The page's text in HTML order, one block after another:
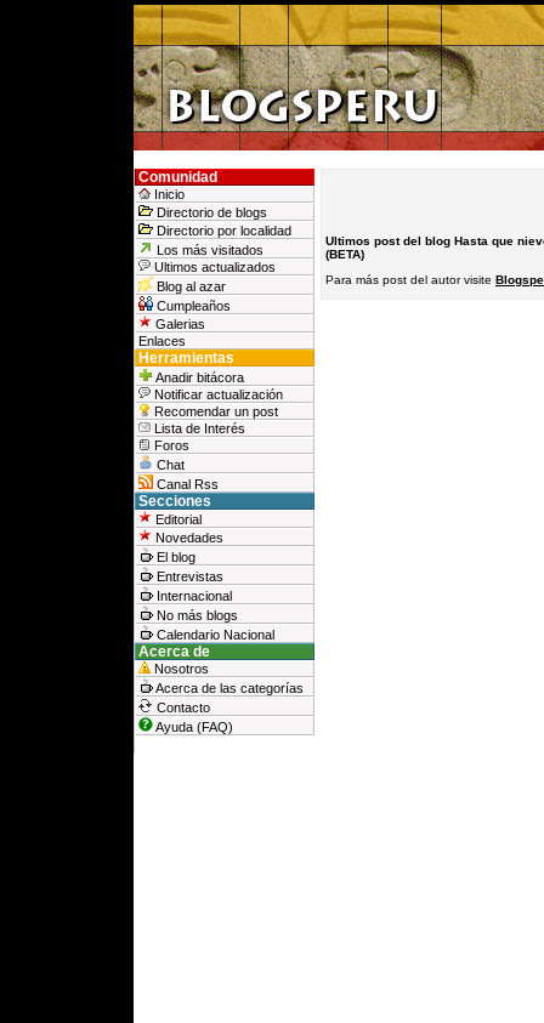
Comunidad
Inicio
Directorio de blogs
Directorio por localidad
Los más visitados
Ultimos actualizados
Blog al azar
Cumpleaños
Galerias
Enlaces
Herramientas
Anadir bitácora
Notificar actualización
Recomendar un post
Lista de Interés
Foros
Chat
Canal Rss
Secciones
Editorial
Novedades
El blog
Entrevistas
Internacional
No más blogs
Calendario Nacional
Acerca de
Nosotros
Acerca de las categorías
Contacto
Ayuda (FAQ)
Ultimos post del blog Hasta que
(BETA)
Para más post del autor visite